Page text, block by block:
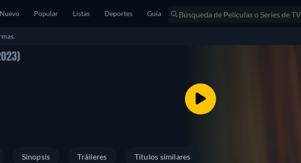
Nuevo Popular Listas Deportes Guía
Sinopsis Tráileres Títulos similares